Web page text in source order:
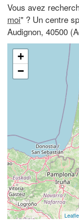
Vous avez
moi" ? Un centre
Audignon, 40500
+
−